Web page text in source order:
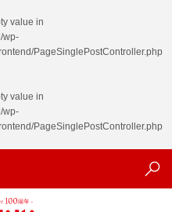
value in
wp-
PageSinglePostController.php
value in
wp-
PageSinglePostController.php